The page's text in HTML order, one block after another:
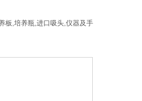
板,培养瓶,进口吸头,仪器及手